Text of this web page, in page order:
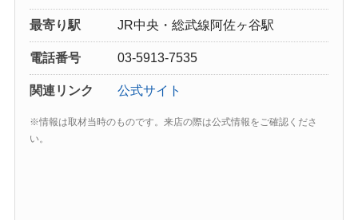
最寄り駅 JR中央・総武線阿佐ヶ谷駅
電話番号 03-5913-7535
関連リンク 公式サイト
※情報は取材当時のものです。来店の際は公式情報をご確認くださ
い。